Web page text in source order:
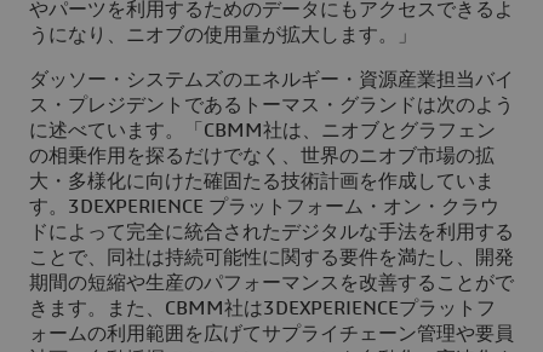
やパーツを利用するためのデータにもアクセスできるよ
うになり、ニオブの使用量が拡大します。」
ダッソー・システムズのエネルギー・資源産業担当バイ
ス・プレジデントであるトーマス・グランドは次のよう
に述べています。「CBMM社は、ニオブとグラフェン
の相乗作用を探るだけでなく、世界のニオブ市場の拡
大・多様化に向けた確固たる技術計画を作成していま
す。3DEXPERIENCE プラットフォーム・オン・クラウ
ドによって完全に統合されたデジタルな手法を利用する
ことで、同社は持続可能性に関する要件を満たし、開発
期間の短縮や生産のパフォーマンスを改善することがで
きます。また、CBMM社は3DEXPERIENCEプラットフ
ォームの利用範囲を広げてサプライチェーン管理や要員